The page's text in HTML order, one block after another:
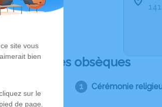
Déroulé des obsèques
Cérémonie